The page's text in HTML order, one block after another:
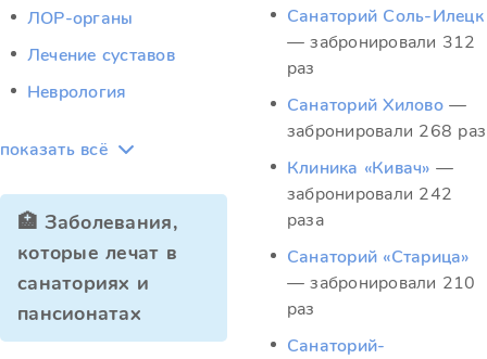
ЛОР-органы
Лечение суставов
Неврология
показать всё
🏥 Заболевания,
которые лечат в
санаториях и
пансионатах
Санаторий Соль-Илецк
— забронировали 312
раз
Санаторий Хилово —
забронировали 268 раз
Клиника «Кивач» —
забронировали 242
раза
Санаторий «Старица»
— забронировали 210
раз
Санаторий-